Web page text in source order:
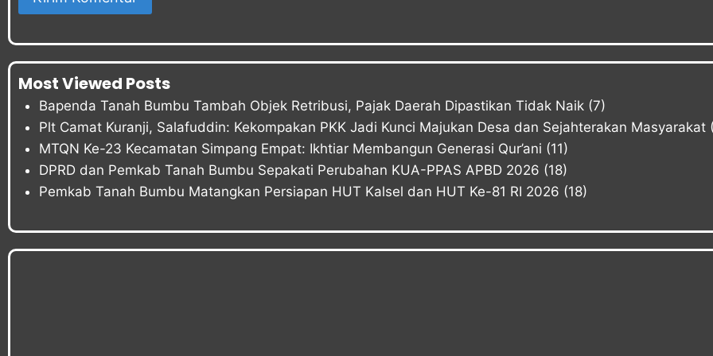
Most Viewed Posts
Bapenda Tanah Bumbu Tambah Objek Retribusi, Pajak Daerah Dipastikan Tidak Naik (7)
Plt Camat Kuranji, Salafuddin: Kekompakan PKK Jadi Kunci Majukan Desa dan Sejahterakan Masyarakat
MTQN Ke-23 Kecamatan Simpang Empat: Ikhtiar Membangun Generasi Qur’ani (11)
DPRD dan Pemkab Tanah Bumbu Sepakati Perubahan KUA-PPAS APBD 2026 (18)
Pemkab Tanah Bumbu Matangkan Persiapan HUT Kalsel dan HUT Ke-81 RI 2026 (18)